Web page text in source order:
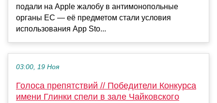
подали на Apple жалобу в антимонопольные
органы ЕС — её предметом стали условия
использования App Sto...
03:00, 19 Ноя
Голоса препятствий // Победители Конкурса
имени Глинки спели в зале Чайковского